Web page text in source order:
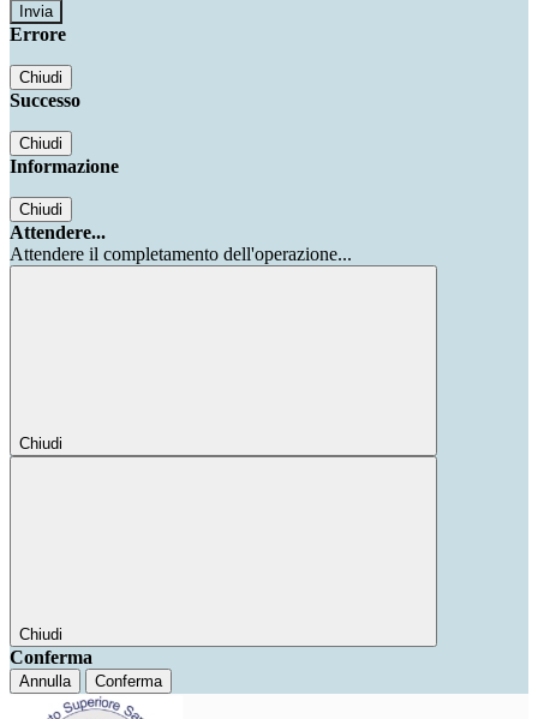
Errore
Chiudi
Successo
Chiudi
Informazione
Chiudi
Attendere...
Attendere il completamento dell'operazione...
Chiudi
Chiudi
Conferma
Annulla Conferma